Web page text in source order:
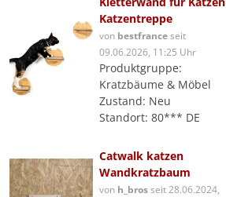
Katzentreppe
von bestfranceseit
09.06.2026, 11:25 Uhr
Produktgruppe:
Kratzbäume & Möbel
Zustand: Neu
Standort: 80*** DE
Catwalk katzen
Wandkratzbaum
von h_brosseit 28.06.2024,